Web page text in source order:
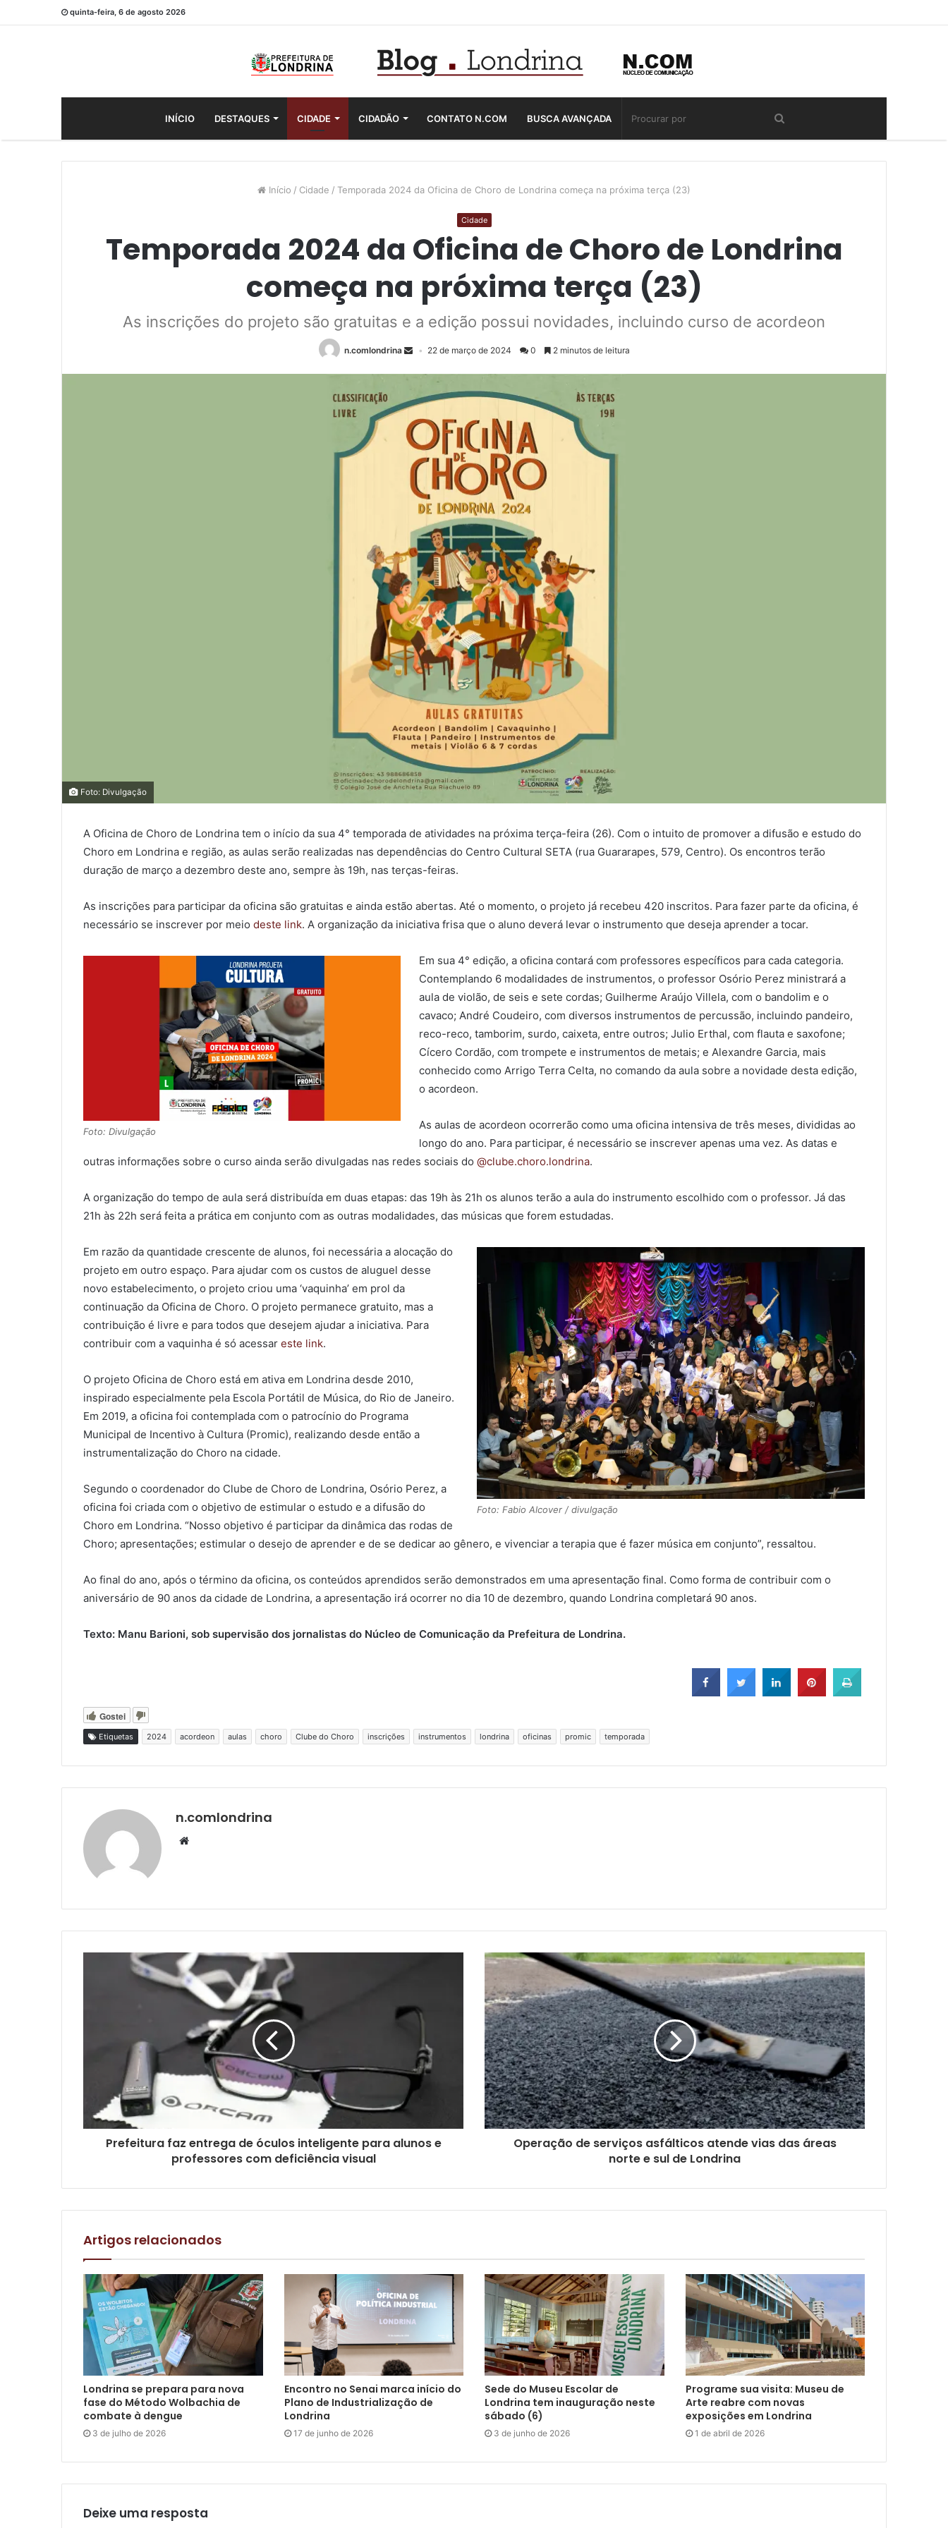
quinta-feira, 6 de agosto 2026
INÍCIO DESTAQUES CIDADE CIDADÃO CONTATO N.COM BUSCA AVANÇADA
Início / Cidade / Temporada 2024 da Oficina de Choro de Londrina começa na próxima terça (23)
Cidade
Temporada 2024 da Oficina de Choro de Londrina
começa na próxima terça (23)
As inscrições do projeto são gratuitas e a edição possui novidades, incluindo curso de acordeon
n.comlondrina 22 de março de 2024 0 2 minutos de leitura
Foto: Divulgação
A Oficina de Choro de Londrina tem o início da sua 4° temporada de atividades na próxima terça-feira (26). Com o intuito de promover a difusão e estudo do
Choro em Londrina e região, as aulas serão realizadas nas dependências do Centro Cultural SETA (rua Guararapes, 579, Centro). Os encontros terão
duração de março a dezembro deste ano, sempre às 19h, nas terças-feiras.
As inscrições para participar da oficina são gratuitas e ainda estão abertas. Até o momento, o projeto já recebeu 420 inscritos. Para fazer parte da oficina, é
necessário se inscrever por meio deste link. A organização da iniciativa frisa que o aluno deverá levar o instrumento que deseja aprender a tocar.
Foto: Divulgação
Em sua 4° edição, a oficina contará com professores específicos para cada categoria.
Contemplando 6 modalidades de instrumentos, o professor Osório Perez ministrará a
aula de violão, de seis e sete cordas; Guilherme Araújo Villela, com o bandolim e o
cavaco; André Coudeiro, com diversos instrumentos de percussão, incluindo pandeiro,
reco-reco, tamborim, surdo, caixeta, entre outros; Julio Erthal, com flauta e saxofone;
Cícero Cordão, com trompete e instrumentos de metais; e Alexandre Garcia, mais
conhecido como Arrigo Terra Celta, no comando da aula sobre a novidade desta edição,
o acordeon.
As aulas de acordeon ocorrerão como uma oficina intensiva de três meses, divididas ao
longo do ano. Para participar, é necessário se inscrever apenas uma vez. As datas e
outras informações sobre o curso ainda serão divulgadas nas redes sociais do @clube.choro.londrina.
A organização do tempo de aula será distribuída em duas etapas: das 19h às 21h os alunos terão a aula do instrumento escolhido com o professor. Já das
21h às 22h será feita a prática em conjunto com as outras modalidades, das músicas que forem estudadas.
Foto: Fabio Alcover / divulgação
Em razão da quantidade crescente de alunos, foi necessária a alocação do
projeto em outro espaço. Para ajudar com os custos de aluguel desse
novo estabelecimento, o projeto criou uma ‘vaquinha’ em prol da
continuação da Oficina de Choro. O projeto permanece gratuito, mas a
contribuição é livre e para todos que desejem ajudar a iniciativa. Para
contribuir com a vaquinha é só acessar este link.
O projeto Oficina de Choro está em ativa em Londrina desde 2010,
inspirado especialmente pela Escola Portátil de Música, do Rio de Janeiro.
Em 2019, a oficina foi contemplada com o patrocínio do Programa
Municipal de Incentivo à Cultura (Promic), realizando desde então a
instrumentalização do Choro na cidade.
Segundo o coordenador do Clube de Choro de Londrina, Osório Perez, a
oficina foi criada com o objetivo de estimular o estudo e a difusão do
Choro em Londrina. “Nosso objetivo é participar da dinâmica das rodas de
Choro; apresentações; estimular o desejo de aprender e de se dedicar ao gênero, e vivenciar a terapia que é fazer música em conjunto”, ressaltou.
Ao final do ano, após o término da oficina, os conteúdos aprendidos serão demonstrados em uma apresentação final. Como forma de contribuir com o
aniversário de 90 anos da cidade de Londrina, a apresentação irá ocorrer no dia 10 de dezembro, quando Londrina completará 90 anos.
Texto: Manu Barioni, sob supervisão dos jornalistas do Núcleo de Comunicação da Prefeitura de Londrina.
Gostei
Etiquetas 2024 acordeon aulas choro Clube do Choro inscrições instrumentos londrina oficinas promic temporada
n.comlondrina
Website
Prefeitura faz entrega de óculos inteligente para alunos e
professores com deficiência visual
Operação de serviços asfálticos atende vias das áreas
norte e sul de Londrina
Artigos relacionados
Londrina se prepara para nova
fase do Método Wolbachia de
combate à dengue
3 de julho de 2026
Encontro no Senai marca início do
Plano de Industrialização de
Londrina
17 de junho de 2026
Sede do Museu Escolar de
Londrina tem inauguração neste
sábado (6)
3 de junho de 2026
Programe sua visita: Museu de
Arte reabre com novas
exposições em Londrina
1 de abril de 2026
Deixe uma resposta
COMPARTILHAMENTOS